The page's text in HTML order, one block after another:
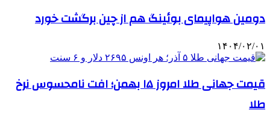
دومین هواپیمای بوئینگ هم از چین برگشت خورد
۱۴۰۴/۰۲/۰۱
قیمت جهانی طلا امروز ۱۵ بهمن؛ افت نامحسوس نرخ
طلا